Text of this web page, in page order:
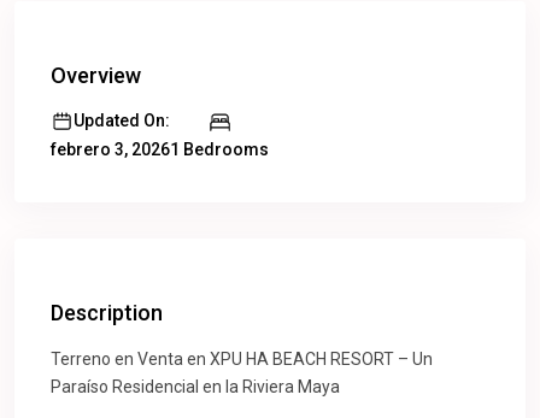
Overview
Updated On:
febrero 3, 20261 Bedrooms
Description
Terreno en Venta en XPU HA BEACH RESORT – Un
Paraíso Residencial en la Riviera Maya